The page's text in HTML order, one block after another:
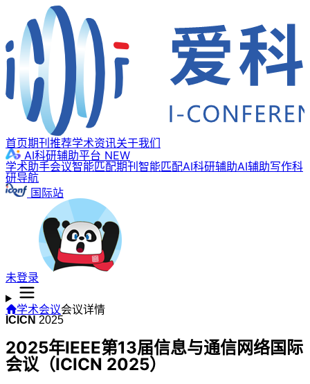
首页期刊推荐学术资讯关于我们
AI科研辅助平台 NEW
学术助手会议智能匹配期刊智能匹配AI科研辅助AI辅助写作科
研导航
国际站
未登录
学术会议会议详情
ICICN 2025
2025年IEEE第13届信息与通信网络国际
会议（ICICN 2025）